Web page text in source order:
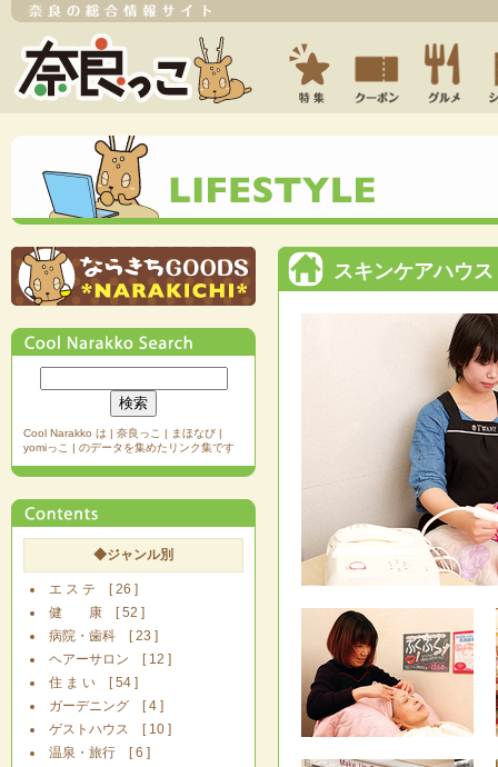
Cool Narakko は | 奈良っこ | まほなび |
yomiっこ | のデータを集めたリンク集です
◆ジャンル別
エ ス テ [ 26 ]
健 康 [ 52 ]
病院・歯科 [ 23 ]
ヘアーサロン [ 12 ]
住 ま い [ 54 ]
ガーデニング [ 4 ]
ゲストハウス [ 10 ]
温泉・旅行 [ 6 ]
スキンケアハウ